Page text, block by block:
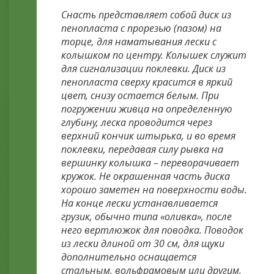
Снасть представляет собой диск из
пенопласта с прорезью (пазом) на
торце, для наматывания лески с
колышком по центру. Колышек служит
для сигнализации поклевки. Диск из
пенопласта сверху красится в яркий
цвет, снизу остается белым. При
погружении живца на определенную
глубину, леска проводится через
верхний кончик штырька, и во время
поклевки, передавая силу рывка на
вершинку колышка – переворачивает
кружок. Не окрашенная часть диска
хорошо заметен на поверхности воды.
На конце лески устанавливается
грузик, обычно типа «оливка», после
него вертлюжок для поводка. Поводок
из лески длиной от 30 см, для щуки
дополнительно оснащается
стальным, вольфрамовым или другим,